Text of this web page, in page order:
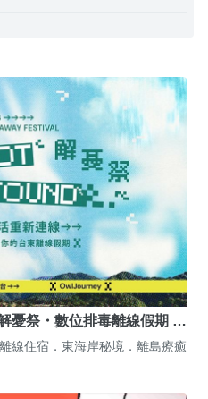
憂祭・數位排毒離線假期 …
住宿．東海岸秘境．離島療癒